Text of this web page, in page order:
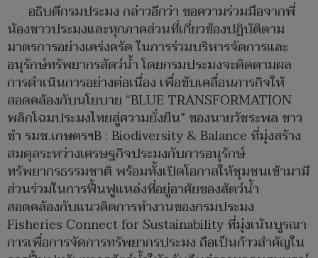
อธิบดีกรมประมง กล่าวอีกว่า ขอความร่วมมือจากพี่
น้องชาวประมงและทุกภาคส่วนที่เกี่ยวข้องปฏิบัติตาม
มาตรการอย่างเคร่งครัด ในการร่วมบริหารจัดการและ
อนุรักษ์ทรัพยากรสัตว์น้ำ โดยกรมประมงจะติดตามผล
การดำเนินการอย่างต่อเนื่อง เพื่อขับเคลื่อนภารกิจให้
สอดคล้องกับนโยบาย “BLUE TRANSFORMATION
พลิกโฉมประมงไทยสู่ความยั่งยืน” ของนายวัชระพล ขาว
ขำ รมช.เกษตรฯB : Biodiversity & Balance ที่มุ่งสร้าง
สมดุลระหว่างเศรษฐกิจประมงกับการอนุรักษ์
ทรัพยากรธรรมชาติ พร้อมทั้งเปิดโอกาสให้ชุมชนเข้ามามี
ส่วนร่วมในการฟื้นฟูแหล่งที่อยู่อาศัยของสัตว์น้ำ
สอดคล้องกับแนวคิดการทำงานของกรมประมง
Fisheries Connect for Sustainability ที่มุ่งเน้นบูรณา
การเพื่อการจัดการทรัพยากรประมง ถือเป็นก้าวสำคัญใน